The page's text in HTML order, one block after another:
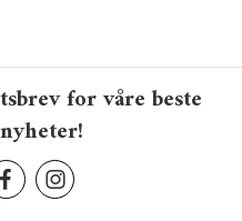
for våre beste